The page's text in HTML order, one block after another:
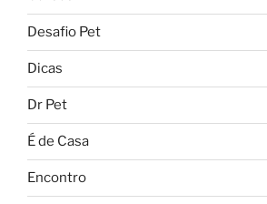
Desafio Pet
Dicas
Dr Pet
É de Casa
Encontro